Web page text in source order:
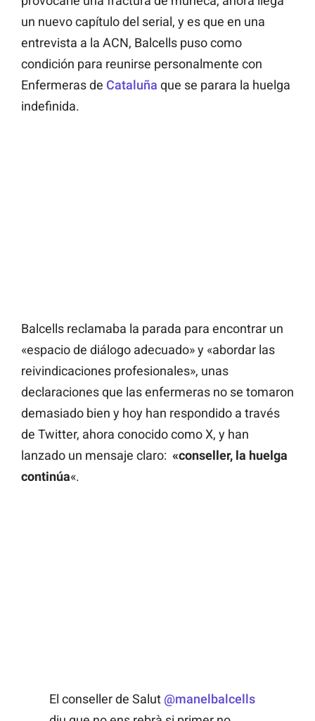
un nuevo capítulo del serial, y es que en una
entrevista a la ACN, Balcells puso como
condición para reunirse personalmente con
Enfermeras de Cataluña que se parara la huelga
indefinida.
Balcells reclamaba la parada para encontrar un
«espacio de diálogo adecuado» y «abordar las
reivindicaciones profesionales», unas
declaraciones que las enfermeras no se tomaron
demasiado bien y hoy han respondido a través
de Twitter, ahora conocido como X, y han
lanzado un mensaje claro: «conseller, la huelga
continúa«.
El conseller de Salut @manelbalcells